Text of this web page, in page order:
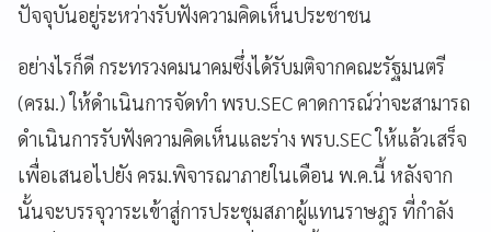
ปัจจุบันอยู่ระหว่างรับฟังความคิดเห็นประชาชน
อย่างไรก็ดี กระทรวงคมนาคมซึ่งได้รับมติจากคณะรัฐมนตรี
(ครม.) ให้ดำเนินการจัดทำ พรบ.SEC คาดการณ์ว่าจะสามารถ
ดำเนินการรับฟังความคิดเห็นและร่าง พรบ.SEC ให้แล้วเสร็จ
เพื่อเสนอไปยัง ครม.พิจารณาภายในเดือน พ.ค.นี้ หลังจาก
นั้นจะบรรจุวาระเข้าสู่การประชุมสภาผู้แทนราษฎร ที่กำลัง